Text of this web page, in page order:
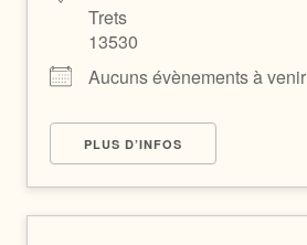
Trets
13530
Aucuns évènements à venir
PLUS D’INFOS